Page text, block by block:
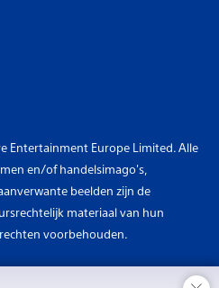
Entertainment Europe Limited. Alle
en/of handelsimago's,
beelden zijn de
materiaal van hun
voorbehouden.